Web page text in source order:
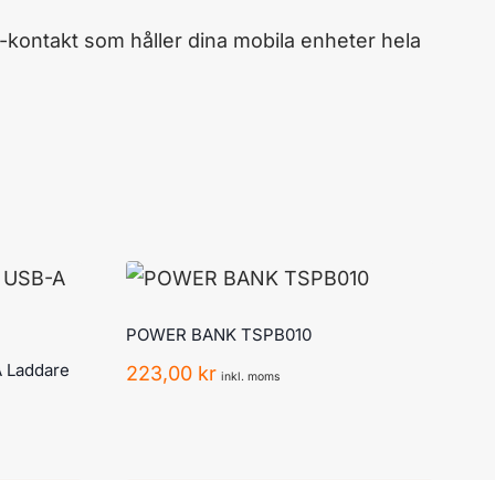
som håller dina mobila enheter hela
Laddare
POWER BANK TSPB010
223,00 kr inkl. moms